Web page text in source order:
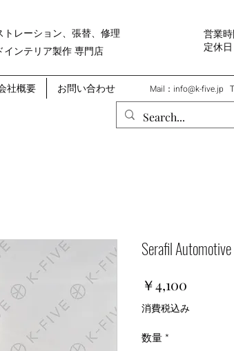
トレーション、張替、修理
インテリア製作 専門店
営業
定休
社概要 お問い合わせ Mail： info@k-five.jp
Serafil
￥4,100
格
消費税込み
数量 *